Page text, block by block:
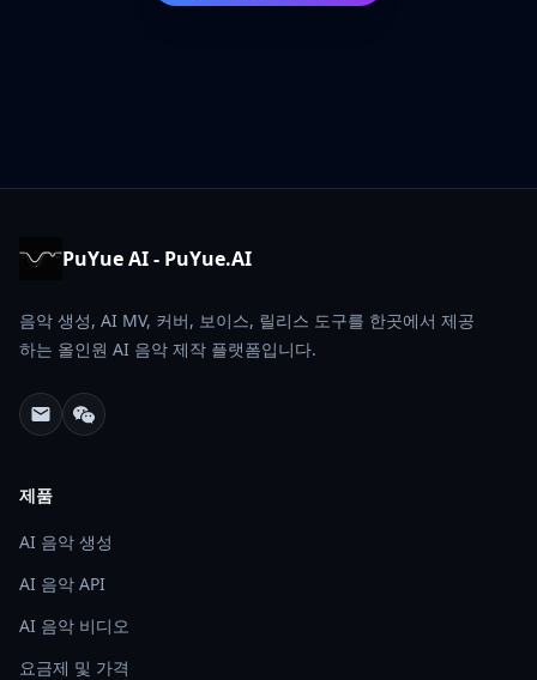
PuYue AI - PuYue.AI
음악 생성, AI MV, 커버, 보이스, 릴리스 도구를 한곳에서 제공
하는 올인원 AI 음악 제작 플랫폼입니다.
제품
AI 음악 생성
AI 음악 API
AI 음악 비디오
요금제 및 가격